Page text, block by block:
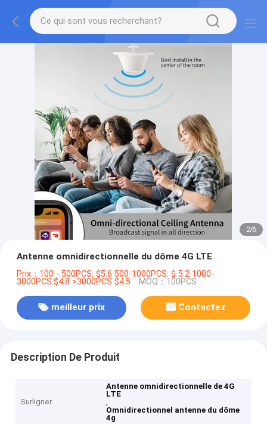
2/6
Antenne omnidirectionnelle du dôme 4G LTE
Prix：100 - 500PCS: $5.6 500-1000PCS: $ 5.2 1000-
3000PCS:$4.8 >3000PCS $4.5 MOQ：100PCS
meilleur prix Contactez
Description De Produit
Surligner
Antenne omnidirectionnelle de 4G
LTE
,
Omnidirectionnel antenne du dôme
4g